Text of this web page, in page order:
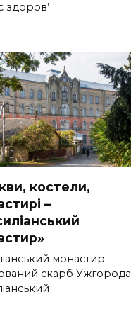
здоров’
костели,
–
монастир:
скарб Ужгорода